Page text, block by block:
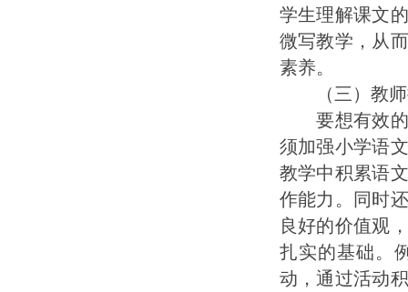
学生理解课文
微写教学，从
素养。
（三）教师
要想有效的
须加强小学语
教学中积累语
作能力。同时
良好的价值观
扎实的基础。
动，通过活动